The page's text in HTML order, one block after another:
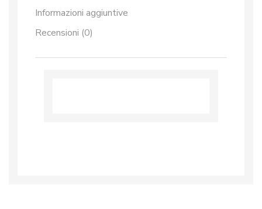
Informazioni aggiuntive
Recensioni (0)